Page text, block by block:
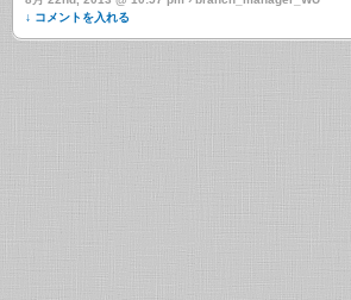
↓ コメントを入れる